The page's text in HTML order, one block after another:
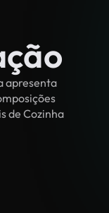
apresenta
de Cozinha